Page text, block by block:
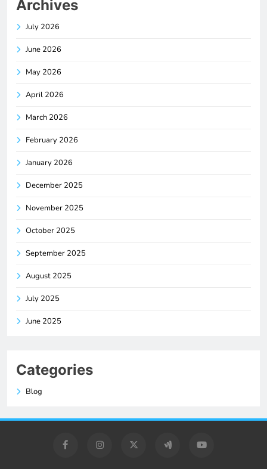
Archives
July 2026
June 2026
May 2026
April 2026
March 2026
February 2026
January 2026
December 2025
November 2025
October 2025
September 2025
August 2025
July 2025
June 2025
Categories
Blog